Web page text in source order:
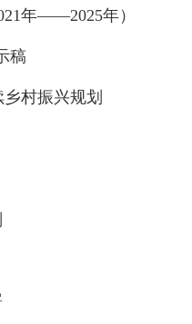
年——2025年）
稿
村振兴规划